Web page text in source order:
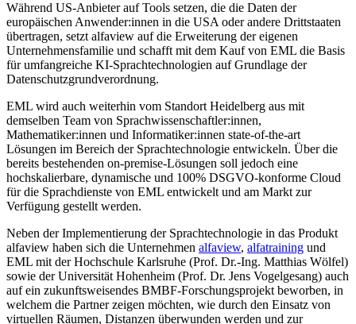
Während US-Anbieter auf Tools setzen, die die Daten der
europäischen Anwender:innen in die USA oder andere Drittstaaten
übertragen, setzt alfaview auf die Erweiterung der eigenen
Unternehmensfamilie und schafft mit dem Kauf von EML die Basis
für umfangreiche KI-Sprachtechnologien auf Grundlage der
Datenschutzgrundverordnung.
EML wird auch weiterhin vom Standort Heidelberg aus mit
demselben Team von Sprachwissenschaftler:innen,
Mathematiker:innen und Informatiker:innen state-of-the-art
Lösungen im Bereich der Sprachtechnologie entwickeln. Über die
bereits bestehenden on-premise-Lösungen soll jedoch eine
hochskalierbare, dynamische und 100% DSGVO-konforme Cloud
für die Sprachdienste von EML entwickelt und am Markt zur
Verfügung gestellt werden.
Neben der Implementierung der Sprachtechnologie in das Produkt
alfaview haben sich die Unternehmen alfaview, alfatraining und
EML mit der Hochschule Karlsruhe (Prof. Dr.-Ing. Matthias Wölfel)
sowie der Universität Hohenheim (Prof. Dr. Jens Vogelgesang) auch
auf ein zukunftsweisendes BMBF-Forschungsprojekt beworben, in
welchem die Partner zeigen möchten, wie durch den Einsatz von
virtuellen Räumen, Distanzen überwunden werden und zur